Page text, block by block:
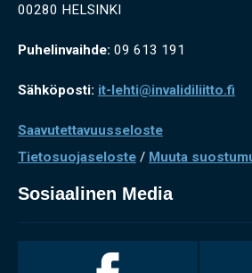
00280 HELSINKI
Puhelinvaihde: 09 613 191
Sähköposti: it-lehti@invalidiliitto.fi
Saavutettavuusseloste
Tietosuojaseloste / Muuta
Sosiaalinen Media